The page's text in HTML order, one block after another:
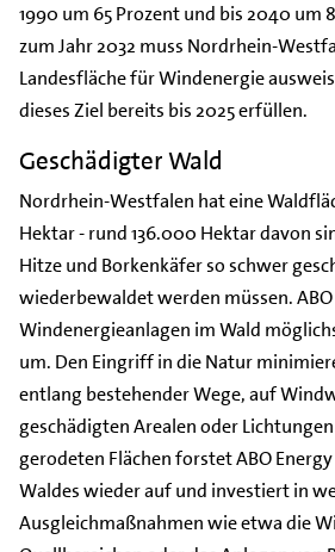
1990 um 65 Prozent und bis 2040 um
zum Jahr 2032 muss Nordrhein-
Landesfläche für Windenergie
dieses Ziel bereits bis 2025 erfüllen.
Geschädigter Wald
Nordrhein-Westfalen hat eine
Hektar - rund 136.000 Hektar davon
Hitze und Borkenkäfer so schwer
wiederbewaldet werden müssen.
Windenergieanlagen im Wald
um. Den Eingriff in die Natur
entlang bestehender Wege, auf
geschädigten Arealen oder
gerodeten Flächen forstet ABO
Waldes wieder auf und investiert in
Ausgleichmaßnahmen wie etwa die